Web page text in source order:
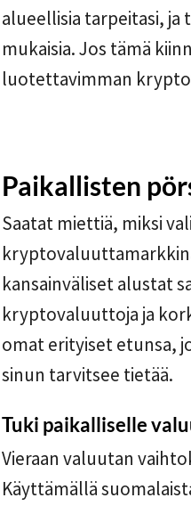
alueellisia tarpeitasi,
mukaisia. Jos tämä
luotettavimman
Paikallisten
Saatat miettiä, miksi
kansainväliset alustat
kryptovaluuttoja ja
omat erityiset etunsa,
sinun tarvitsee tietää.
Tuki paikalliselle
Vieraan valuutan
Käyttämällä